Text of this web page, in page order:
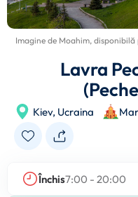
Imagine de Moahim, disponibilă
Lavra
Kiev, Ucraina
Închis7:00 - 20:00